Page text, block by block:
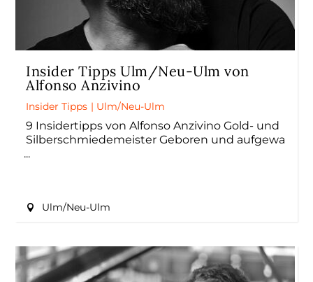
Insider Tipps Ulm/Neu-Ulm von
Alfonso Anzivino
Insider Tipps | Ulm/Neu-Ulm
9 Insidertipps von Alfonso Anzivino Gold- und
Silberschmiedemeister Geboren und aufgewa
Ulm/Neu-Ulm